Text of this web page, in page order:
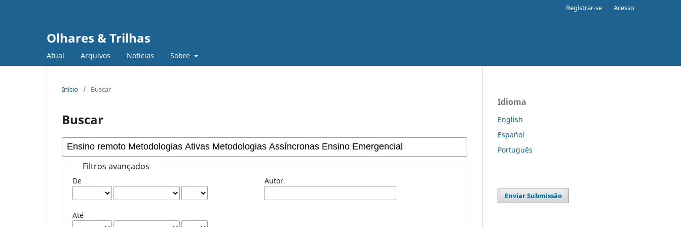
Olhares & Trilhas
Atual Arquivos Notícias Sobre
Registrar-se Acesso
Início / Buscar
Buscar
Filtros avançados
De
Até
Autor
Idioma
English
Español
Português
Enviar Submissão